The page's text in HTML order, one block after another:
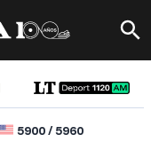
5900/5960